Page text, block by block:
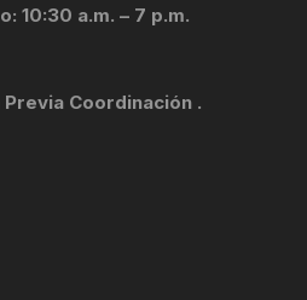
10:30 a.m. – 7 p.m.
Coordinación .